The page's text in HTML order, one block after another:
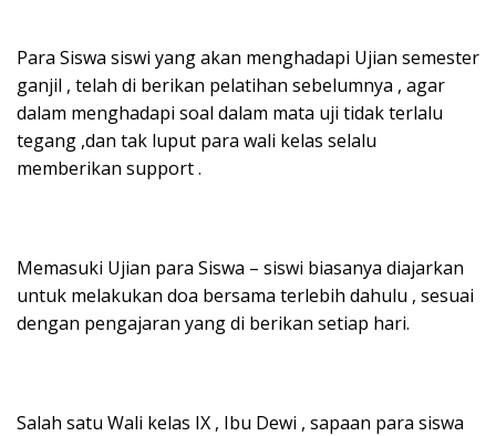
Para Siswa siswi yang akan menghadapi Ujian semester
ganjil , telah di berikan pelatihan sebelumnya , agar
dalam menghadapi soal dalam mata uji tidak terlalu
tegang ,dan tak luput para wali kelas selalu
memberikan support .
Memasuki Ujian para Siswa – siswi biasanya diajarkan
untuk melakukan doa bersama terlebih dahulu , sesuai
dengan pengajaran yang di berikan setiap hari.
Salah satu Wali kelas IX , Ibu Dewi , sapaan para siswa